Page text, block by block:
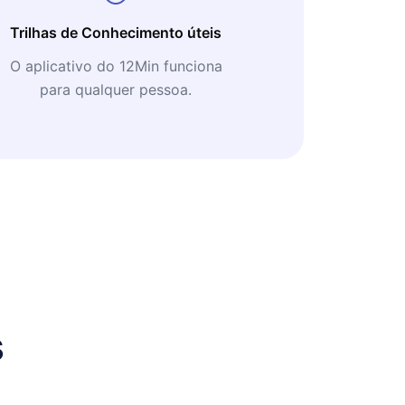
Trilhas de Conhecimento úteis
O aplicativo do 12Min funciona
para qualquer pessoa.